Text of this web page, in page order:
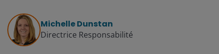
Michelle Dunstan
Directrice Responsabilité